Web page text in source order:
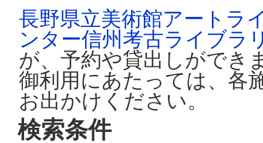
長野県立美術館アートラ
ンター信州考古ライブラ
が、予約や貸出しができ
御利用にあたっては、各
お出かけください。
検索条件